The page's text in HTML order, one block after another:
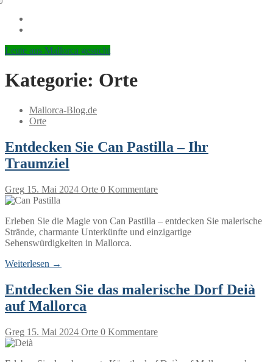
Leute aus Mallorca gesucht
Kategorie: Orte
Mallorca-Blog.de
Orte
Entdecken Sie Can Pastilla – Ihr
Traumziel
Greg 15. Mai 2024 Orte 0 Kommentare
Erleben Sie die Magie von Can Pastilla – entdecken Sie malerische
Strände, charmante Unterkünfte und einzigartige
Sehenswürdigkeiten in Mallorca.
Weiterlesen →
Entdecken Sie das malerische Dorf Deià
auf Mallorca
Greg 15. Mai 2024 Orte 0 Kommentare